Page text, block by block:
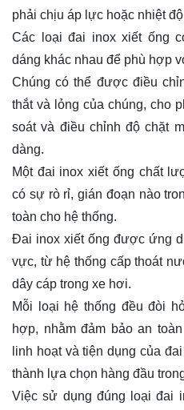
phải chịu áp lực hoặc nhiệt
Các loại đai inox xiết ống
dáng khác nhau để phù hợp
Chúng có thể được điều
thắt và lỏng của chúng, cho
soát và điều chỉnh độ chặt
dàng.
Một đai inox xiết ống chất
có sự rò rỉ, gián đoạn nào
toàn cho hệ thống.
Đai inox xiết ống được ứng
vực, từ hệ thống cấp thoát
dây cáp trong xe hơi.
Mỗi loại hệ thống đều đòi
hợp, nhằm đảm bảo an
linh hoạt và tiện dụng của
thành lựa chọn hàng đầu
Việc sử dụng đúng loại đai